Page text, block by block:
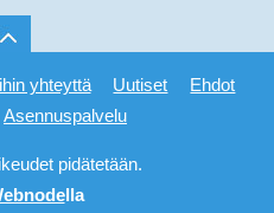
yhteyttä Uutiset
Ehdot
Asennuspalvelu
pidätetään.
lla